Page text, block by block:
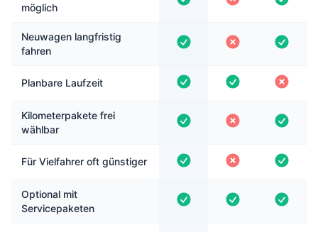
möglich
Neuwagen langfristig
fahren
Planbare Laufzeit
Kilometerpakete frei
wählbar
Für Vielfahrer oft günstiger
Optional mit
Servicepaketen